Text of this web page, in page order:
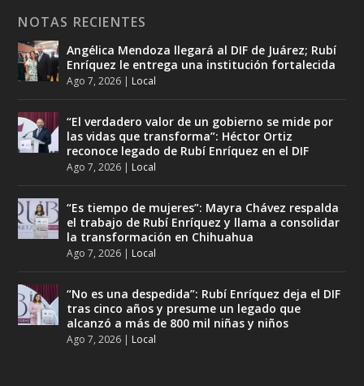
NOTAS RECIENTES
Angélica Mendoza llegará al DIF de Juárez; Rubí
Enríquez le entrega una institución fortalecida
Ago 7, 2026 | Local
“El verdadero valor de un gobierno se mide por
las vidas que transforma”: Héctor Ortiz
reconoce legado de Rubí Enríquez en el DIF
Ago 7, 2026 | Local
“Es tiempo de mujeres”: Mayra Chávez respalda
el trabajo de Rubí Enríquez y llama a consolidar
la transformación en Chihuahua
Ago 7, 2026 | Local
“No es una despedida”: Rubí Enríquez deja el DIF
tras cinco años y presume un legado que
alcanzó a más de 800 mil niñas y niños
Ago 7, 2026 | Local